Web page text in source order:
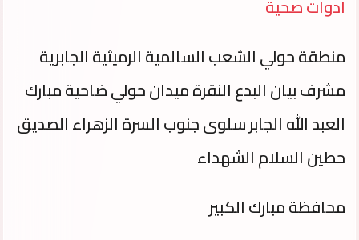
ادوات صحية
منطقة حولي الشعب السالمية الرميثية الجابرية
مشرف بيان البدع النقرة ميدان حولي ضاحية مبارك
العبد الله الجابر سلوى جنوب السرة الزهراء الصديق
حطين السلام الشهداء
محافظة مبارك الكبير